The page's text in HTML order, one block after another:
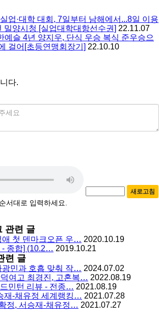
업·대학 대회, 7일부터 남해에서...8일 이용
밀양시청 [실업대학대항선수권] 22.11.07
예슬 4년 양지우, 단식 우승 복식 준우승으
걸어[초등연맹회장기] 22.10.10
다.
새로고침
서대로 입력하세요.
관련 글
애 첫 덴마크오픈 우… 2020.10.19
- 종합] (10.2… 2019.10.21
련 글
광민과 호흡 맞춰 작… 2024.07.02
여고 최경진, 고혼복… 2022.08.19
민턴 리뷰 - 전종… 2021.08.19
재-채유정 세계랭킹… 2021.07.28
정, 서승재-채유정… 2021.07.27